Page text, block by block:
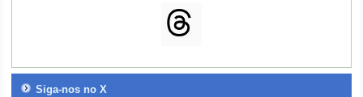
Siga-nos no X